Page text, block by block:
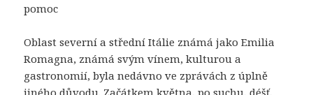
pomoc
Oblast severní a střední Itálie známá jako Emilia
Romagna, známá svým vínem, kulturou a
gastronomií, byla nedávno ve zprávách z úplně